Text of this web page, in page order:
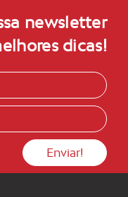
newsletter
dicas!